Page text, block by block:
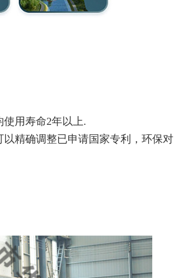
用寿命2年以上.
精确调整已申请国家专利，环保对